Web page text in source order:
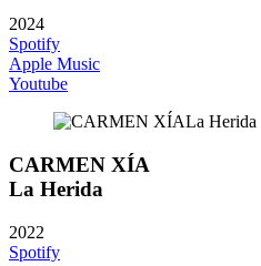
2024
Spotify
Apple Music
Youtube
CARMEN XÍA
La Herida
2022
Spotify